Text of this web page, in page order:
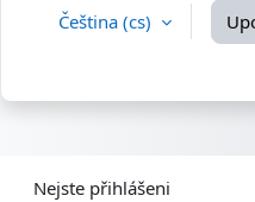
Čeština ‎(cs)‎
Nejste přihlášeni